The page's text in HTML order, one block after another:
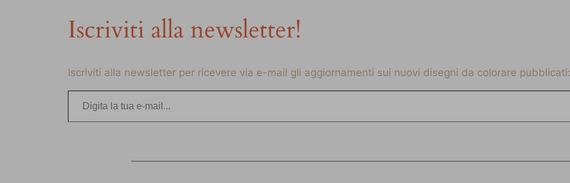
Iscriviti alla newsletter!
Iscriviti alla newsletter per ricevere via e-mail gli aggiornamenti sui nuovi disegni da colorare pubblicati:
Digita la tua e-mail…